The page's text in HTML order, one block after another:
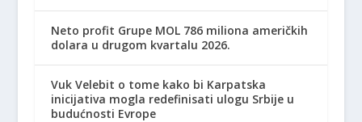
Neto profit Grupe MOL 786 miliona američkih
dolara u drugom kvartalu 2026.
Vuk Velebit o tome kako bi Karpatska
inicijativa mogla redefinisati ulogu Srbije u
budućnosti Evrope